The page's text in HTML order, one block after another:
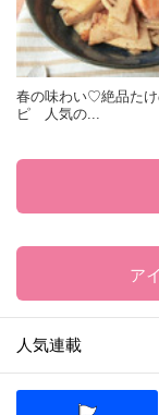
春の味わい♡絶品たけ
ピ 人気の...
ア
人気連載